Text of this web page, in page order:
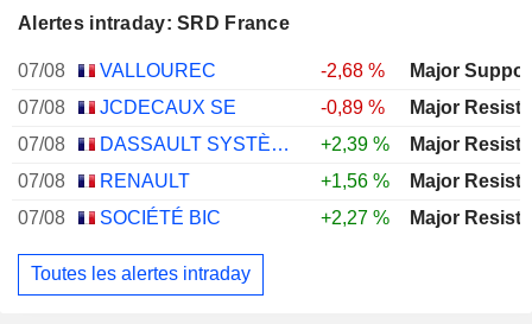
Alertes intraday: SRD France
07/08 VALLOUREC
-2,68 %
07/08
JCDECAUX SE
-0,89 %
07/08
DASSAULT SYSTÈMES SE
+2,39 %
07/08
RENAULT
+1,56 %
07/08
SOCIÉTÉ BIC +2,27 %
Toutes les alertes intraday